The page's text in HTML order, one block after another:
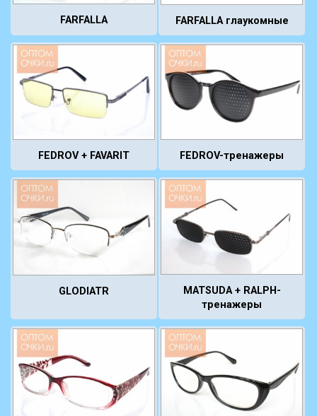
FARFALLA FARFALLA глаукомные
FEDROV + FAVARIT FEDROV-тренажеры
GLODIATR
MATSUDA + RALPH-
тренажеры